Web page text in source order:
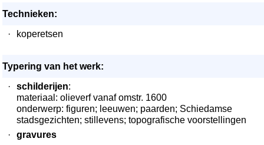
Technieken:
·
koperetsen
Typering van het werk:
·
schilderijen:
materiaal: olieverf vanaf omstr. 1600
onderwerp: figuren; leeuwen; paarden; Schiedamse
stadsgezichten; stillevens; topografische voorstellingen
·
gravures